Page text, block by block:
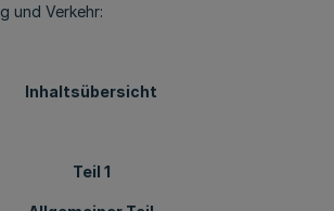
und Verkehr:
Inhaltsübersicht
Teil 1